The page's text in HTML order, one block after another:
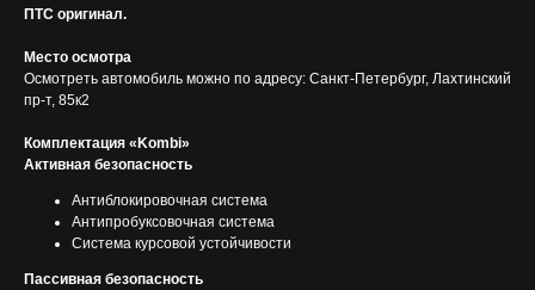
ПТС оригинал.
Место осмотра
Осмотреть автомобиль можно по адресу: Санкт-Петербург, Лахтинский
пр-т, 85к2
Комплектация «Kombi»
Активная безопасность
Антиблокировочная система
Антипробуксовочная система
Система курсовой устойчивости
Пассивная безопасность